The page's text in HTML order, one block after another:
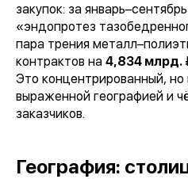
закупок: за
«эндопротез
пара трения
контрактов на 4,834 млрд.
Это концентрированный, но
выраженной географией и
заказчиков.
География: